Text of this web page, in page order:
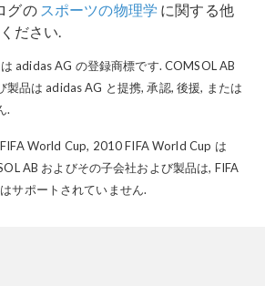
グの スポーツの物理学 に関する他
ださい.
adidas AG の登録商標です. COMSOL AB
製品は adidas AG と提携, 承認, 後援, または
.
World Cup, 2010 FIFA World Cup は
AB およびその子会社および製品は, FIFA
サポートされていません.